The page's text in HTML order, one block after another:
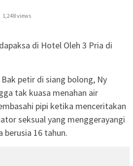
1,248 views
di Hotel Oleh 3 Pria di
Bak petir di siang bolong, Ny
tak kuasa menahan air
pipi ketika menceritakan
seksual yang menggerayangi
berusia 16 tahun.